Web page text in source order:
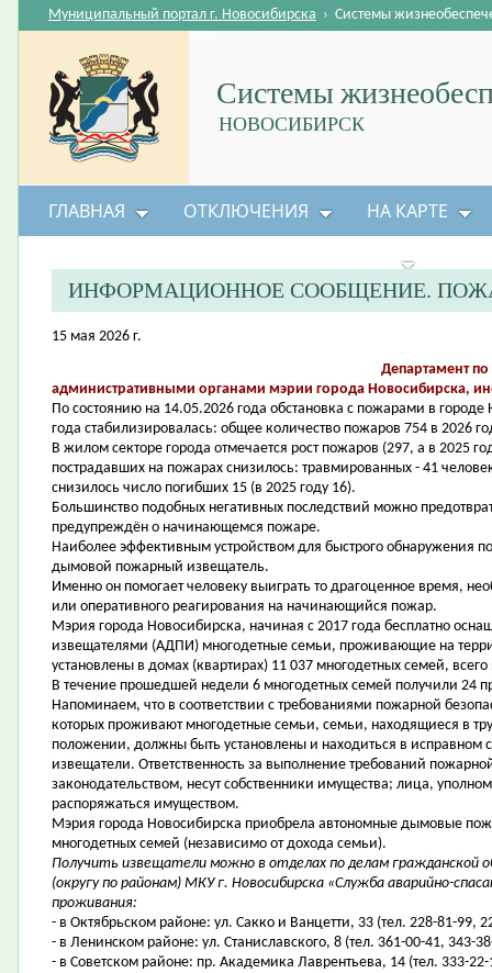
Системы
НОВОСИБИРСК
Муниципальный портал г. Новосибирска › Системы
ГЛАВНАЯ ОТКЛЮЧЕНИЯ НА КАРТЕ
ИНФОРМАЦИОННОЕ СООБЩЕНИЕ.
15 мая 2026 г.
Департамент
административными органами мэрии города Новосибирска,
По состоянию на 14.05.2026 года обстановка с пожарами в
года стабилизировалась: общее количество пожаров 754 в 2026
В жилом секторе города отмечается рост пожаров (297, а в 2025
пострадавших на пожарах снизилось: травмированных - 41
снизилось число погибших 15 (в 2025 году 16).
Большинство подобных негативных последствий можно
предупреждён о начинающемся пожаре.
Наиболее эффективным устройством для быстрого обнаружения
дымовой пожарный извещатель.
Именно он помогает человеку выиграть то драгоценное время,
или оперативного реагирования на начинающийся пожар.
Мэрия города Новосибирска, начиная с 2017 года бесплатно
извещателями (АДПИ) многодетные семьи, проживающие на
установлены в домах (квартирах) 11 037 многодетных семей,
В течение прошедшей недели 6 многодетных семей получили 24
Напоминаем, что в соответствии с требованиями пожарной
которых проживают многодетные семьи, семьи, находящиеся в
положении, должны быть установлены и находиться в
извещатели. Ответственность за выполнение требований
законодательством, несут собственники имущества; лица,
распоряжаться имуществом.
Мэрия города Новосибирска приобрела автономные дымовые
многодетных семей (независимо от дохода семьи).
Получить извещатели можно в отделах по делам гражданской
(округу по районам) МКУ г. Новосибирска «Служба аварийно-
проживания:
- в Октябрьском районе: ул. Сакко и Ванцетти, 33 (тел. 228-81-99,
- в Ленинском районе: ул. Станиславского, 8 (тел. 361-00-41, 343-
- в Советском районе: пр. Академика Лаврентьева, 14 (тел. 333-22-